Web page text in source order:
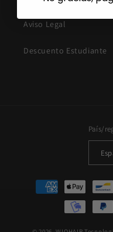
Aviso Legal
Descuento Estudiante
País/
Formas